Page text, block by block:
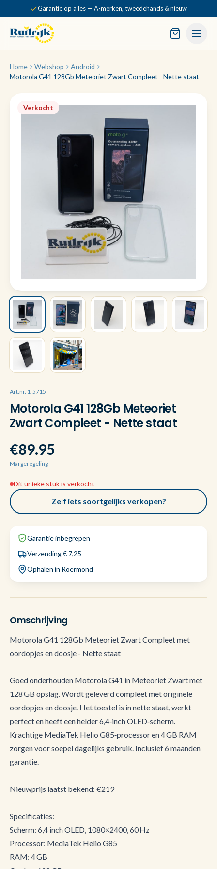
Garantie op alles — A-merken, tweedehands & nieuw
Home Webshop
Android
Motorola G41 128Gb Meteoriet Zwart Compleet - Nette staat
Verkocht
Art.nr. 1-5715
Motorola G41 128Gb Meteoriet
Zwart Compleet - Nette staat
€89.95
Margeregeling
Dit unieke stuk is verkocht
Zelf iets soortgelijks verkopen?
Garantie inbegrepen
Verzending € 7,25
Ophalen in Roermond
Omschrijving
Motorola G41 128Gb Meteoriet Zwart Compleet met
oordopjes en doosje - Nette staat
Goed onderhouden Motorola G41 in Meteoriet Zwart met
128 GB opslag. Wordt geleverd compleet met originele
oordopjes en doosje. Het toestel is in nette staat, werkt
perfect en heeft een helder 6,4‑inch OLED‑scherm.
Krachtige MediaTek Helio G85‑processor en 4 GB RAM
zorgen voor soepel dagelijks gebruik. Inclusief 6 maanden
garantie.
Nieuwprijs laatst bekend: €219
Specificaties:
Scherm: 6,4 inch OLED, 1080×2400, 60 Hz
Processor: MediaTek Helio G85
RAM: 4 GB